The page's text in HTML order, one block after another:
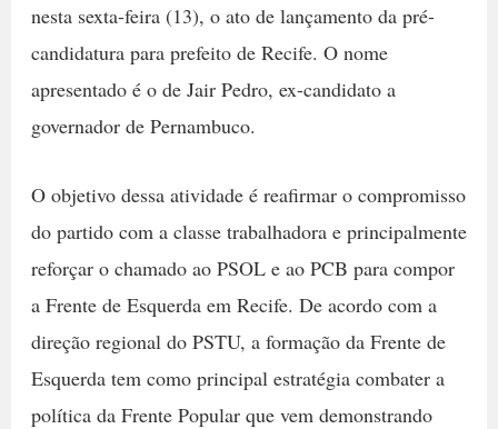
nesta sexta-feira (13), o ato de lançamento da pré-
candidatura para prefeito de Recife. O nome
apresentado é o de Jair Pedro, ex-candidato a
governador de Pernambuco.
O objetivo dessa atividade é reafirmar o compromisso
do partido com a classe trabalhadora e principalmente
reforçar o chamado ao PSOL e ao PCB para compor
a Frente de Esquerda em Recife. De acordo com a
direção regional do PSTU, a formação da Frente de
Esquerda tem como principal estratégia combater a
política da Frente Popular que vem demonstrando